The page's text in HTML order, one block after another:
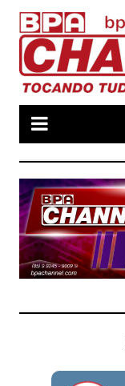
para
conteúdo